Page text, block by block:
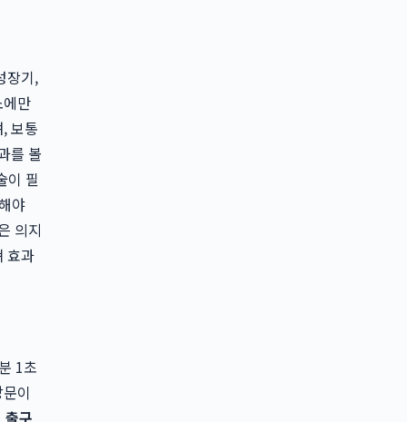
장기,
만
보통
를 볼
이 필
야
의지
효과
1초
이
출구